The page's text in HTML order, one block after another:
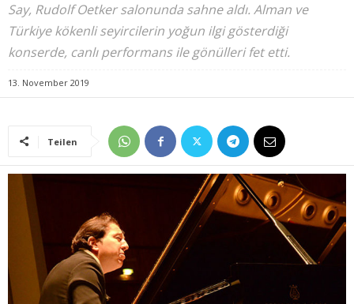
Say, Rudolf Oetker salonunda sahne aldı. Alman ve
Türkiye kökenli seyircilerin yoğun ilgi gösterdiği
konserde, canlı performans ile gönülleri fet etti.
13. November 2019
Teilen